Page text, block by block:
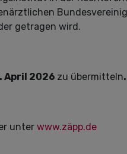
getragen wird.
April 2026 zu übermitteln.
unter www.zäpp.de